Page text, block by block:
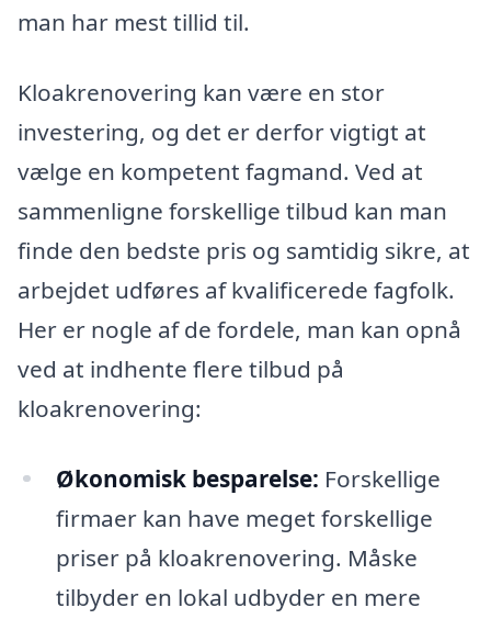
man har mest tillid til.
Kloakrenovering kan være en stor
investering, og det er derfor vigtigt at
vælge en kompetent fagmand. Ved at
sammenligne forskellige tilbud kan man
finde den bedste pris og samtidig sikre, at
arbejdet udføres af kvalificerede fagfolk.
Her er nogle af de fordele, man kan opnå
ved at indhente flere tilbud på
kloakrenovering:
Økonomisk besparelse: Forskellige
firmaer kan have meget forskellige
priser på kloakrenovering. Måske
tilbyder en lokal udbyder en mere